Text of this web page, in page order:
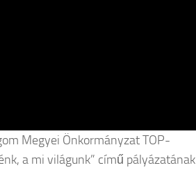
Megyei Önkormányzat TOP-
a mi világunk” című pályázatának